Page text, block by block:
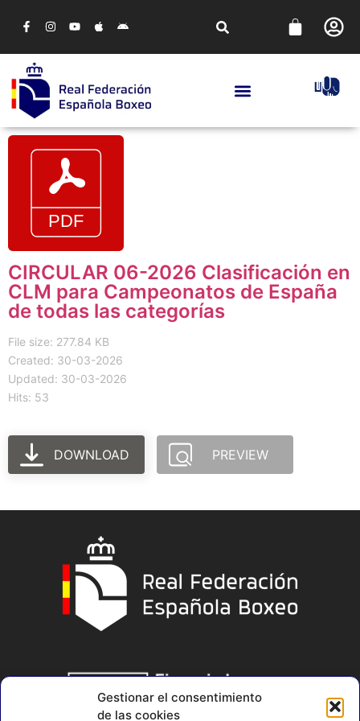
Gestionar el consentimiento
de las cookies
CIRCULAR 06-2026 Clasificación en
CLM para Campeonatos de España
de todas las categorías
File size: 277.84 KB
Created: 30-03-2026
Updated: 30-03-2026
Hits: 53
DOWNLOAD PREVIEW